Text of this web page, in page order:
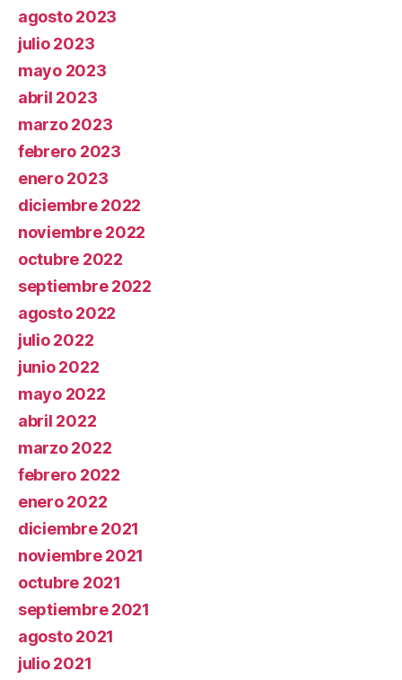
agosto 2023
julio 2023
mayo 2023
abril 2023
marzo 2023
febrero 2023
enero 2023
diciembre 2022
noviembre 2022
octubre 2022
septiembre 2022
agosto 2022
julio 2022
junio 2022
mayo 2022
abril 2022
marzo 2022
febrero 2022
enero 2022
diciembre 2021
noviembre 2021
octubre 2021
septiembre 2021
agosto 2021
julio 2021